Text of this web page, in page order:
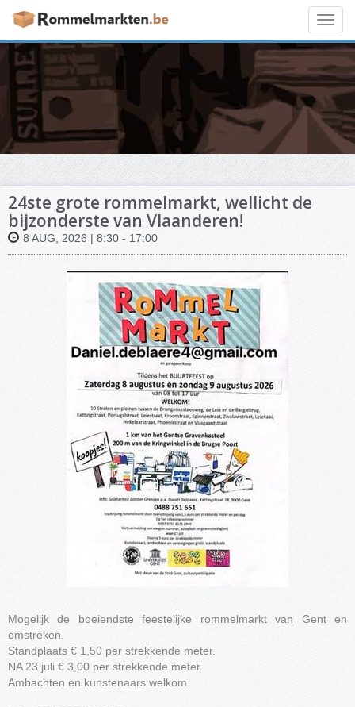
24ste grote rommelmarkt, wellicht de
bijzonderste van Vlaanderen!
8 AUG, 2026 | 8:30 - 17:00
Mogelijk de boeiendste feestelijke rommelmarkt van Gent en
omstreken.
Standplaats € 1,50 per strekkende meter.
NA 23 juli € 3,00 per strekkende meter.
Ambachten en kunstenaars welkom.